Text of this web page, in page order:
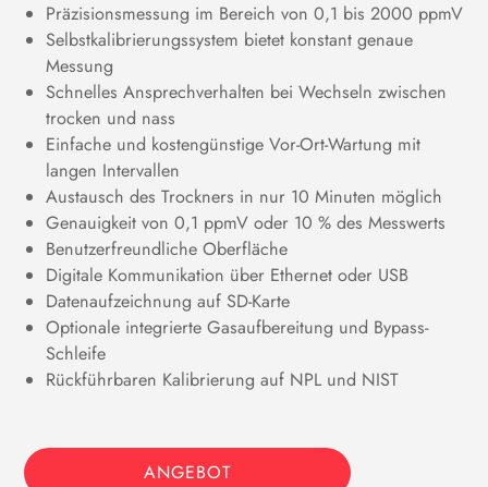
Präzisionsmessung im Bereich von 0,1 bis 2000 ppmV
Selbstkalibrierungssystem bietet konstant genaue
Messung
Schnelles Ansprechverhalten bei Wechseln zwischen
trocken und nass
Einfache und kostengünstige Vor-Ort-Wartung mit
langen Intervallen
Austausch des Trockners in nur 10 Minuten möglich
Genauigkeit von 0,1 ppmV oder 10 % des Messwerts
Benutzerfreundliche Oberfläche
Digitale Kommunikation über Ethernet oder USB
Datenaufzeichnung auf SD-Karte
Optionale integrierte Gasaufbereitung und Bypass-
Schleife
Rückführbaren Kalibrierung auf NPL und NIST
ANGEBOT